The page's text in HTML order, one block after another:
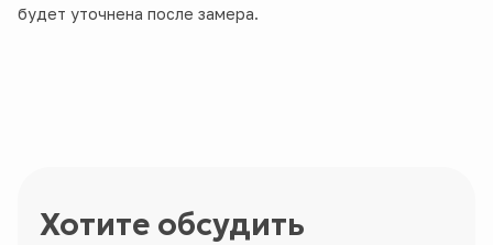
будет уточнена после замера.
Хотите обсудить